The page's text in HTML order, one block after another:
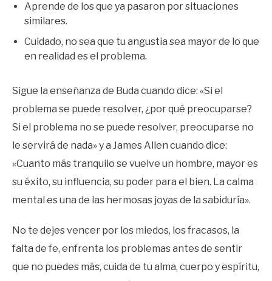
Aprende de los que ya pasaron por situaciones
similares.
Cuidado, no sea que tu angustia sea mayor de lo que
en realidad es el problema.
Sigue la enseñanza de Buda cuando dice: «Si el
problema se puede resolver, ¿por qué preocuparse?
Si el problema no se puede resolver, preocuparse no
le servirá de nada» y a James Allen cuando dice:
«Cuanto más tranquilo se vuelve un hombre, mayor es
su éxito, su influencia, su poder para el bien. La calma
mental es una de las hermosas joyas de la sabiduría».
No te dejes vencer por los miedos, los fracasos, la
falta de fe, enfrenta los problemas antes de sentir
que no puedes más, cuida de tu alma, cuerpo y espíritu,